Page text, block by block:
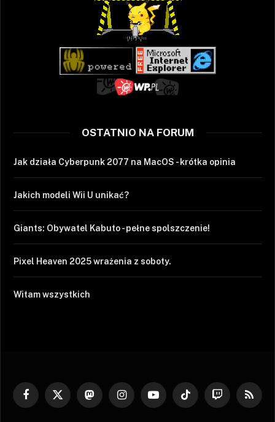
OSTATNIO NA FORUM
Jak działa Cyberpunk 2077 na MacOS - krótka opinia
Jakich modeli Wii U unikać?
Giants: Obywatel Kabuto - pełne spolszczenie!
Pixel Heaven 2025 wrażenia z soboty.
Witam wszystkich
Facebook
X
MastodonInstagramYouTubeTikTok Twitch RSS